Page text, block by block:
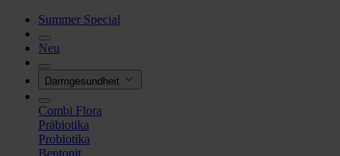
Summer Special
Neu
Darmgesundheit
Combi Flora
Präbiotika
Probiotika
Bentonit